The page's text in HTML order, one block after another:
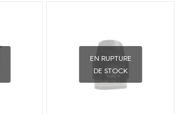
EN RUPTURE
DE STOCK